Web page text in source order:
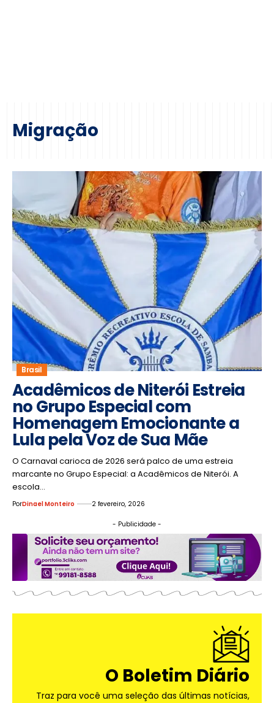
Migração
Brasil
Acadêmicos de Niterói Estreia
no Grupo Especial com
Homenagem Emocionante a
Lula pela Voz de Sua Mãe
O Carnaval carioca de 2026 será palco de uma estreia
marcante no Grupo Especial: a Acadêmicos de Niterói. A
escola…
PorDinael Monteiro 2 fevereiro, 2026
- Publicidade -
O Boletim Diário
Traz para você uma seleção das últimas notícias,